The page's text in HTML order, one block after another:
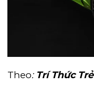
Theo: Trí Thức Trẻ